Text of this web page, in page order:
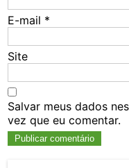
E-mail *
Site
Salvar meus dados
vez que eu comentar.